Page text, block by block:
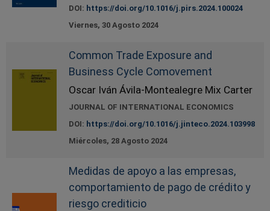
DOI: https://doi.org/10.1016/j.pirs.2024.100024
Viernes, 30 Agosto 2024
Common Trade Exposure and
Business Cycle Comovement
Oscar Iván Ávila-Montealegre Mix Carter
JOURNAL OF INTERNATIONAL ECONOMICS
DOI: https://doi.org/10.1016/j.jinteco.2024.103998
Miércoles, 28 Agosto 2024
Medidas de apoyo a las empresas,
comportamiento de pago de crédito y
riesgo crediticio